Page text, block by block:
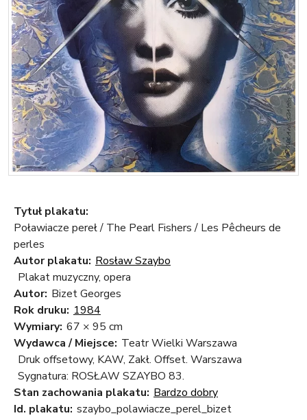
Tytuł plakatu:
Poławiacze pereł / The Pearl Fishers / Les Pêcheurs de
perles
Autor plakatu: Rosław Szaybo
Plakat muzyczny, opera
Autor: Bizet Georges
Rok druku: 1984
Wymiary: 67 × 95 cm
Wydawca / Miejsce: Teatr Wielki Warszawa
Druk offsetowy, KAW, Zakł. Offset. Warszawa
Sygnatura: ROSŁAW SZAYBO 83.
Stan zachowania plakatu: Bardzo dobry
Id. plakatu: szaybo_polawiacze_perel_bizet